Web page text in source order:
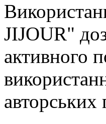
JIJOUR"
активного
авторських